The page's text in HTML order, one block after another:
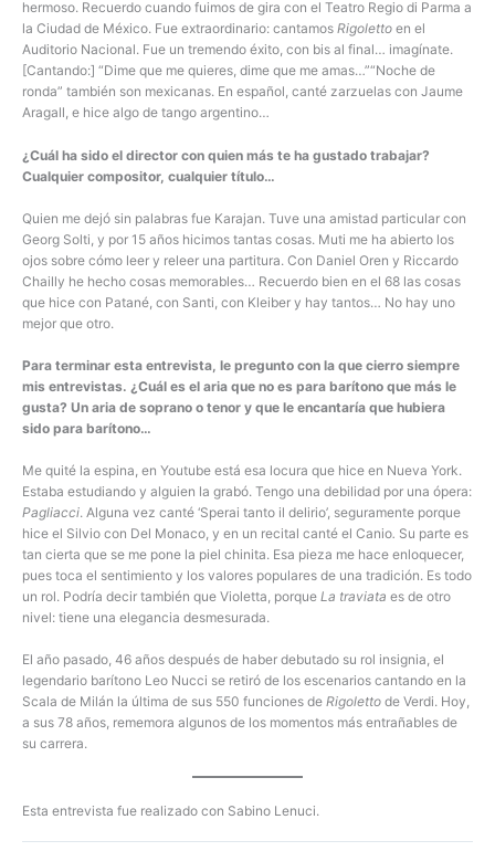
hermoso. Recuerdo cuando fuimos de gira con el Teatro Regio di Parma a
la Ciudad de México. Fue extraordinario: cantamos Rigoletto en el
Auditorio Nacional. Fue un tremendo éxito, con bis al final… imagínate.
[Cantando:] “Dime que me quieres, dime que me amas…”“Noche de
ronda” también son mexicanas. En español, canté zarzuelas con Jaume
Aragall, e hice algo de tango argentino…
¿Cuál ha sido el director con quien más te ha gustado trabajar?
Cualquier compositor, cualquier título…
Quien me dejó sin palabras fue Karajan. Tuve una amistad particular con
Georg Solti, y por 15 años hicimos tantas cosas. Muti me ha abierto los
ojos sobre cómo leer y releer una partitura. Con Daniel Oren y Riccardo
Chailly he hecho cosas memorables… Recuerdo bien en el 68 las cosas
que hice con Patané, con Santi, con Kleiber y hay tantos… No hay uno
mejor que otro.
Para terminar esta entrevista, le pregunto con la que cierro siempre
mis entrevistas. ¿Cuál es el aria que no es para barítono que más le
gusta? Un aria de soprano o tenor y que le encantaría que hubiera
sido para barítono…
Me quité la espina, en Youtube está esa locura que hice en Nueva York.
Estaba estudiando y alguien la grabó. Tengo una debilidad por una ópera:
Pagliacci. Alguna vez canté ‘Sperai tanto il delirio’, seguramente porque
hice el Silvio con Del Monaco, y en un recital canté el Canio. Su parte es
tan cierta que se me pone la piel chinita. Esa pieza me hace enloquecer,
pues toca el sentimiento y los valores populares de una tradición. Es todo
un rol. Podría decir también que Violetta, porque La traviata es de otro
nivel: tiene una elegancia desmesurada.
El año pasado, 46 años después de haber debutado su rol insignia, el
legendario barítono Leo Nucci se retiró de los escenarios cantando en la
Scala de Milán la última de sus 550 funciones de Rigoletto de Verdi. Hoy,
a sus 78 años, rememora algunos de los momentos más entrañables de
su carrera.
Esta entrevista fue realizado con Sabino Lenuci.